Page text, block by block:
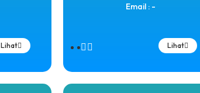
Lihat
Email : -
Lihat